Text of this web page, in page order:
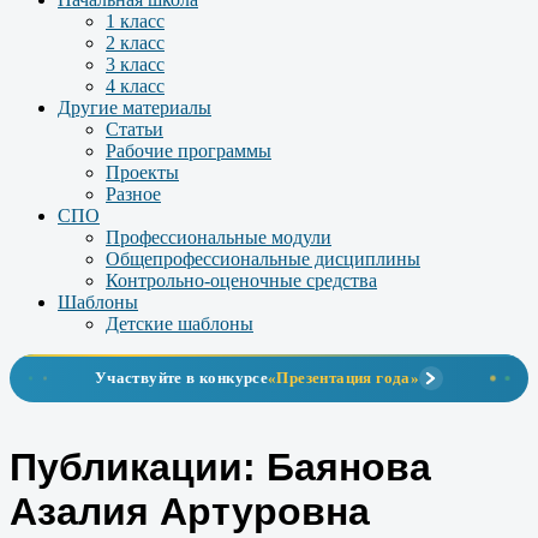
1 класс
2 класс
3 класс
4 класс
Другие материалы
Статьи
Рабочие программы
Проекты
Разное
СПО
Профессиональные модули
Общепрофессиональные дисциплины
Контрольно-оценочные средства
Шаблоны
Детские шаблоны
Участвуйте в конкурсе«Презентация года»
Публикации: Баянова
Азалия Артуровна